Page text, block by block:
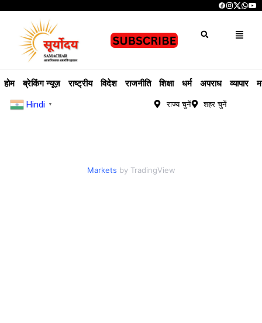
होम ब्रेकिंग न्यूज़ राष्ट्रीय विदेश राजनीति शिक्षा धर्म अपराध व्यापार
Hindi ▼ राज्य चुनें शहर चुनें
Markets by TradingView